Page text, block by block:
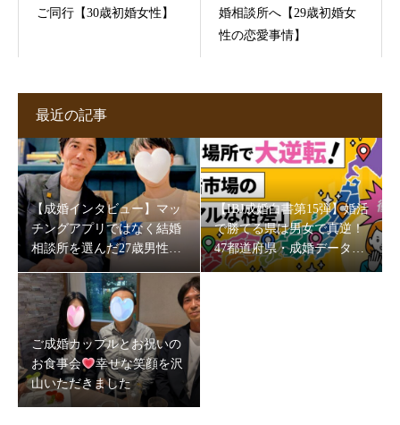
ご同行【30歳初婚女性】
婚相談所へ【29歳初婚女
性の恋愛事情】
最近の記事
【成婚インタビュー】マッ
チングアプリではなく結婚
相談所を選んだ27歳男性。
5か月半で成婚できた理由
とは
【IBJ成婚白書第15弾】婚活
で勝てる県は男女で真逆！
47都道府県・成婚データが
映す“地域の素顔”
ご成婚カップルとお祝いの
お食事会
幸せな笑顔を沢
山いただきました